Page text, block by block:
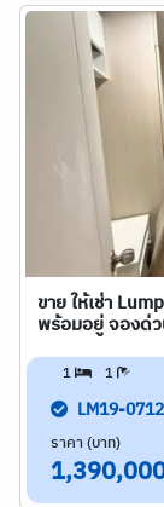
ขาย ให้เช่า
พร้อมอยู่ จองด่
1 1
LM19-0712
ราคา (บาท)